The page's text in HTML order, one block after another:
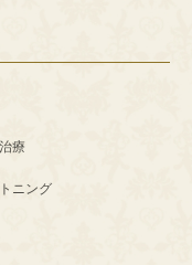
療
ニング